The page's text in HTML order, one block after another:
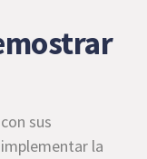
sus
la